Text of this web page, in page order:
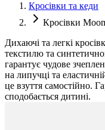
Кросівки та кеди
Кросівки
Дихаючі та легкі
текстилю та
гарантує чудове
на липучці та
це взуття самостійно.
сподобається дитині.